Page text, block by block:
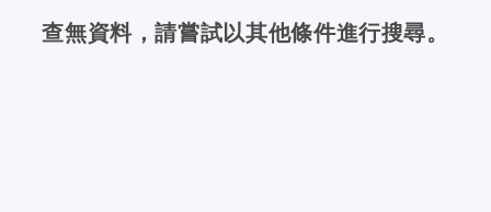
查無資料，請嘗試以其他條件進行搜尋。